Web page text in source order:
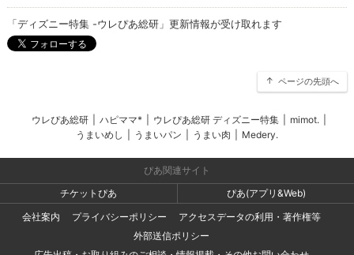
「ディズニー特集 -ウレぴあ総研」更新情報が受け取れます
ページの先頭へ
ウレぴあ総研 ハピママ* ウレぴあ総研 ディズニー特集 mimot.
うまいめし
うまいパン うまい肉 Medery.
ぴあ関連サイト
チケットぴあ
ぴあ(アプリ&Web)
会社案内
プライバシーポリシー
アクセスデータの利用・著作権等
外部送信ポリシー